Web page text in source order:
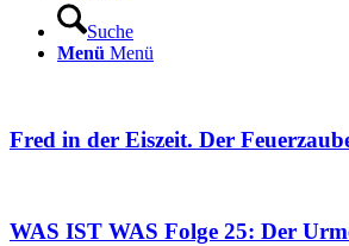
Suche
Menü Menü
Fred in der Eiszeit. Der
WAS IST WAS Folge 25: Der